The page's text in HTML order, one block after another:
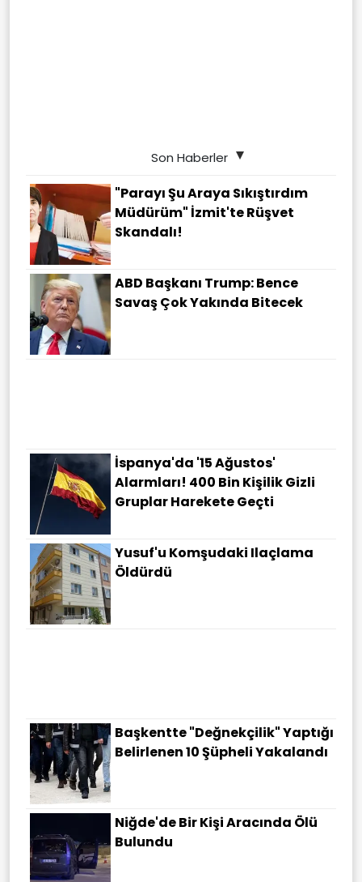
Son Haberler
"Parayı Şu Araya Sıkıştırdım
Müdürüm" İzmit'te Rüşvet
Skandalı!
ABD Başkanı Trump: Bence
Savaş Çok Yakında Bitecek
İspanya'da '15 Ağustos'
Alarmları! 400 Bin Kişilik Gizli
Gruplar Harekete Geçti
Yusuf'u Komşudaki Ilaçlama
Öldürdü
Başkentte "değnekçilik" Yaptığı
Belirlenen 10 Şüpheli Yakalandı
Niğde'de Bir Kişi Aracında Ölü
Bulundu